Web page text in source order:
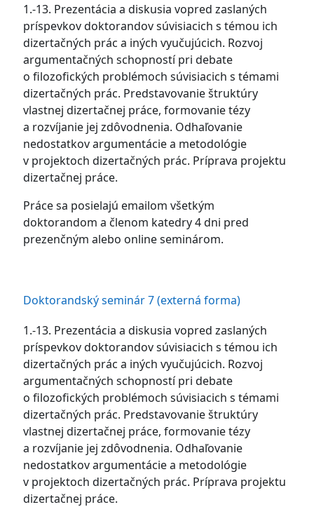
1.-13. Prezentácia a diskusia vopred zaslaných
príspevkov doktorandov súvisiacich s témou ich
dizertačných prác a iných vyučujúcich. Rozvoj
argumentačných schopností pri debate
o filozofických problémoch súvisiacich s témami
dizertačných prác. Predstavovanie štruktúry
vlastnej dizertačnej práce, formovanie tézy
a rozvíjanie jej zdôvodnenia. Odhaľovanie
nedostatkov argumentácie a metodológie
v projektoch dizertačných prác. Príprava projektu
dizertačnej práce.
Práce sa posielajú emailom všetkým
doktorandom a členom katedry 4 dni pred
prezenčným alebo online seminárom.
Doktorandský seminár 7 (externá forma)
1.-13. Prezentácia a diskusia vopred zaslaných
príspevkov doktorandov súvisiacich s témou ich
dizertačných prác a iných vyučujúcich. Rozvoj
argumentačných schopností pri debate
o filozofických problémoch súvisiacich s témami
dizertačných prác. Predstavovanie štruktúry
vlastnej dizertačnej práce, formovanie tézy
a rozvíjanie jej zdôvodnenia. Odhaľovanie
nedostatkov argumentácie a metodológie
v projektoch dizertačných prác. Príprava projektu
dizertačnej práce.